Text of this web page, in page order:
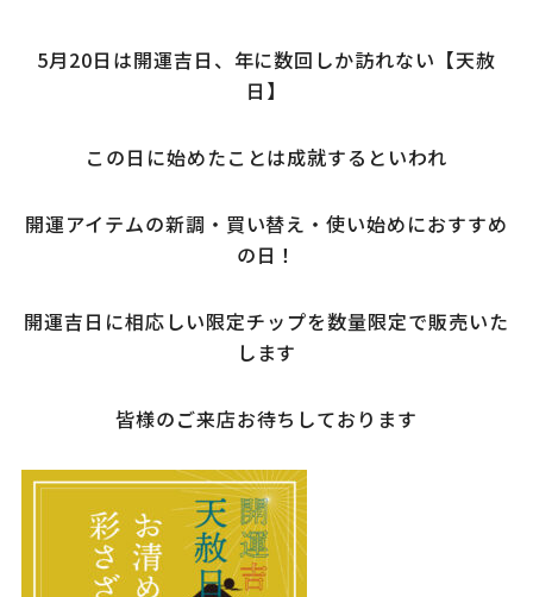
5月20日は開運吉日、年に数回しか訪れない【天赦
日】
この日に始めたことは成就するといわれ
開運アイテムの新調・買い替え・使い始めにおすすめ
の日！
開運吉日に相応しい限定チップを数量限定で販売いた
します
皆様のご来店お待ちしております